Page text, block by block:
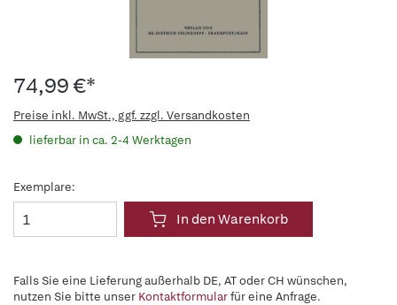
74,99 €*
Preise inkl. MwSt., ggf. zzgl. Versandkosten
lieferbar in ca. 2-4 Werktagen
Exemplare:
In den Warenkorb
Falls Sie eine Lieferung außerhalb DE, AT oder CH wünschen,
nutzen Sie bitte unser Kontaktformularfür eine Anfrage.